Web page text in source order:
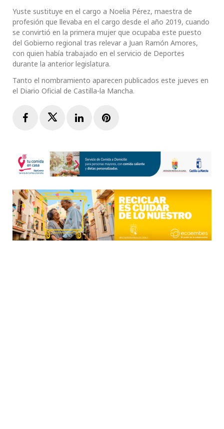
Yuste sustituye en el cargo a Noelia Pérez, maestra de
profesión que llevaba en el cargo desde el año 2019, cuando
se convirtió en la primera mujer que ocupaba este puesto
del Gobierno regional tras relevar a Juan Ramón Amores,
con quien había trabajado en el servicio de Deportes
durante la anterior legislatura.
Tanto el nombramiento aparecen publicados este jueves en
el Diario Oficial de Castilla-la Mancha.
FacebookTwitterLinkedInPinterest